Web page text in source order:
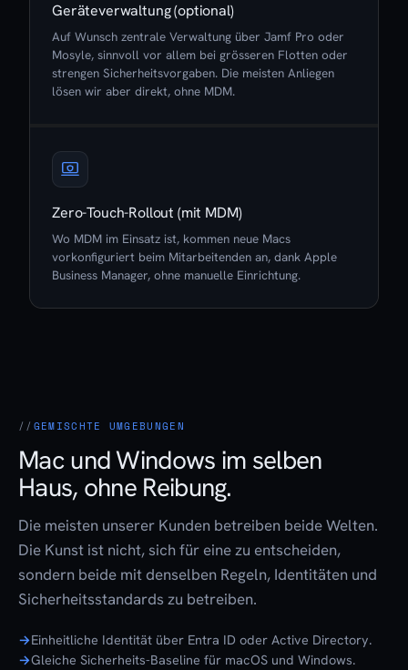
Geräteverwaltung (optional)
Auf Wunsch zentrale Verwaltung über Jamf Pro oder
Mosyle, sinnvoll vor allem bei grösseren Flotten oder
strengen Sicherheitsvorgaben. Die meisten Anliegen
lösen wir aber direkt, ohne MDM.
Zero-Touch-Rollout (mit MDM)
Wo MDM im Einsatz ist, kommen neue Macs
vorkonfiguriert beim Mitarbeitenden an, dank Apple
Business Manager, ohne manuelle Einrichtung.
GEMISCHTE UMGEBUNGEN
Mac und Windows im selben
Haus, ohne Reibung.
Die meisten unserer Kunden betreiben beide Welten.
Die Kunst ist nicht, sich für eine zu entscheiden,
sondern beide mit denselben Regeln, Identitäten und
Sicherheitsstandards zu betreiben.
Einheitliche Identität über Entra ID oder Active Directory.
Gleiche Sicherheits-Baseline für macOS und Windows.